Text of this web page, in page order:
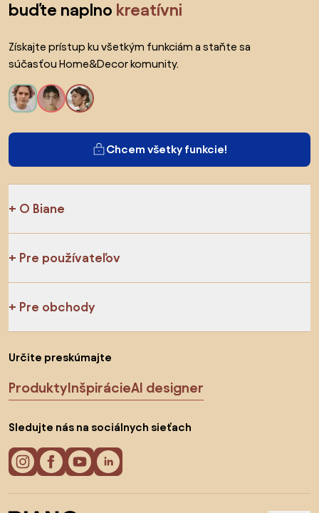
buďte naplno kreatívni
Získajte prístup ku všetkým funkciám a staňte sa
súčasťou Home&Decor komunity.
Chcem všetky funkcie!
O Biane
Pre používateľov
Pre obchody
Určite preskúmajte
ProduktyInšpirácieAI designer
Sledujte nás na sociálnych sieťach